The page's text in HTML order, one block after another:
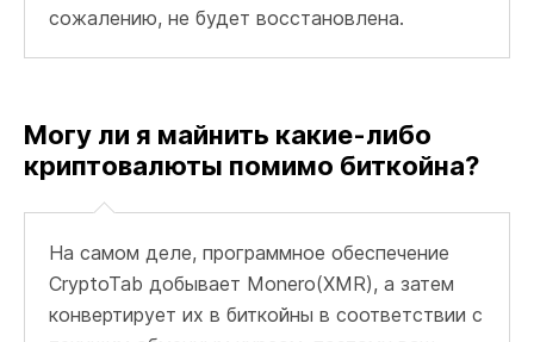
сожалению, не будет восстановлена.
Могу ли я майнить какие-либо
криптовалюты помимо биткойна?
На самом деле, программное обеспечение
CryptoTab добывает Monero(XMR), а затем
конвертирует их в биткойны в соответствии с